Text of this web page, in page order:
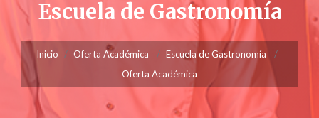
Escuela de Gastronomía
Inicio Oferta Académica
Escuela de Gastronomía
Oferta Académica